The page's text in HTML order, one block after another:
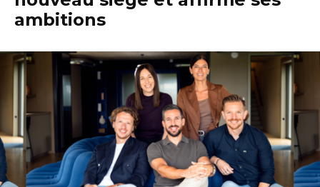
ambitions